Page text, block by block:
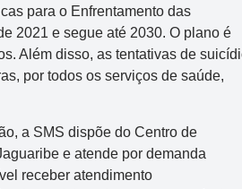
para o Enfrentamento das
2021 e segue até 2030. O plano é
Além disso, as tentativas de
por todos os serviços de saúde,
a SMS dispõe do Centro de
e atende por demanda
receber atendimento